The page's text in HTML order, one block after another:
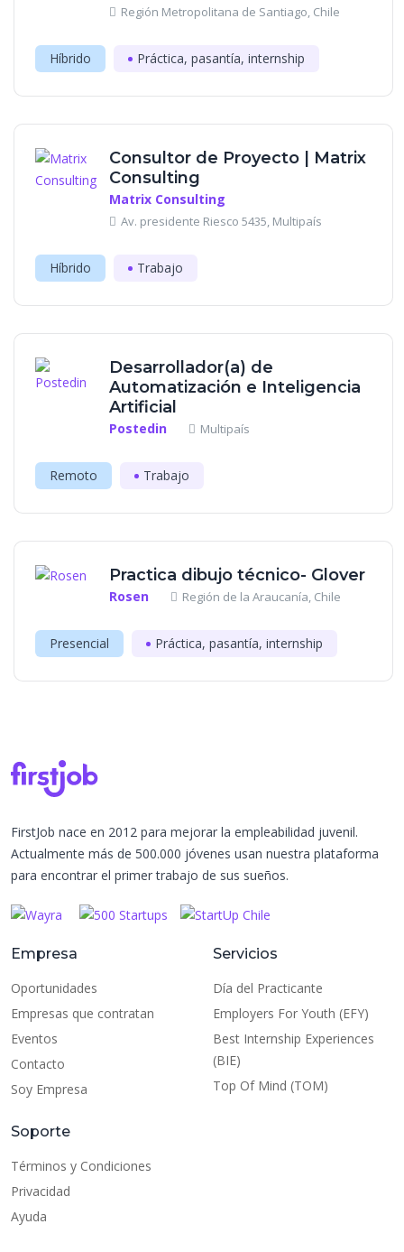
Región Metropolitana de Santiago, Chile
Híbrido Práctica, pasantía, internship
Consultor de Proyecto | Matrix
Consulting
Matrix Consulting
Av. presidente Riesco 5435, Multipaís
Híbrido Trabajo
Desarrollador(a) de
Automatización e Inteligencia
Artificial
Postedin Multipaís
Remoto Trabajo
Practica dibujo técnico- Glover
Rosen Región de la Araucanía, Chile
Presencial Práctica, pasantía, internship
FirstJob nace en 2012 para mejorar la empleabilidad juvenil.
Actualmente más de 500.000 jóvenes usan nuestra plataforma
para encontrar el primer trabajo de sus sueños.
Empresa
Oportunidades
Empresas que contratan
Eventos
Contacto
Soy Empresa
Servicios
Día del Practicante
Employers For Youth (EFY)
Best Internship Experiences
(BIE)
Top Of Mind (TOM)
Soporte
Términos y Condiciones
Privacidad
Ayuda